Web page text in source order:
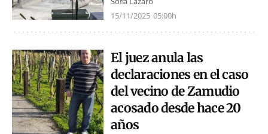
15/11/2025 05:00h
El juez anula las
declaraciones en el caso
del vecino de Zamudio
acosado desde hace 20
años